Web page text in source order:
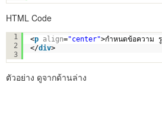
HTML Code
1
2
3
<p align="center">กำหนดข้อความ
</div>
ตัวอย่าง ดูจากด้านล่าง